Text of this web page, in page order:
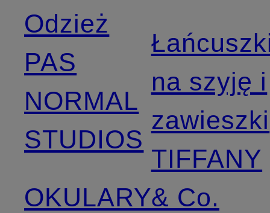
Odzież
PAS
NORMAL
STUDIOS
OKULARY
na szyję i
zawieszki
TIFFANY
& Co.